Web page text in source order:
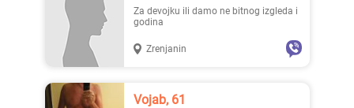
Lisa ..., 28
Za devojku ili damo ne bitnog izgleda i
godina
Zrenjanin
Vojab, 61